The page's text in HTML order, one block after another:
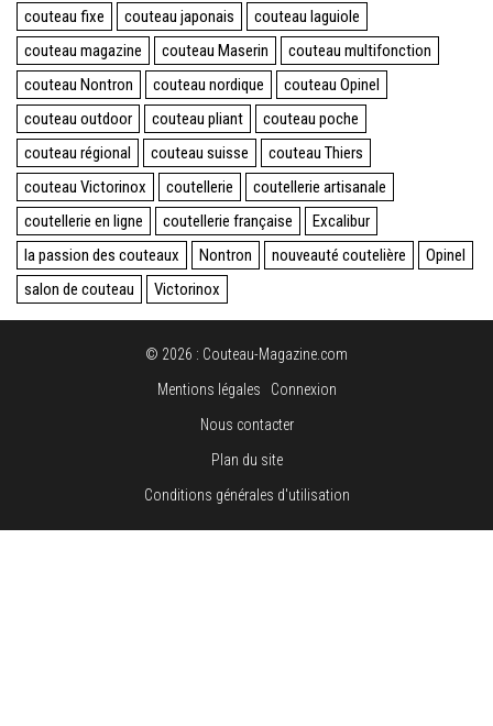
couteau fixe
couteau japonais
couteau laguiole
couteau magazine
couteau Maserin
couteau multifonction
couteau Nontron
couteau nordique
couteau Opinel
couteau outdoor
couteau pliant
couteau poche
couteau régional
couteau suisse
couteau Thiers
couteau Victorinox
coutellerie
coutellerie artisanale
coutellerie en ligne
coutellerie française
Excalibur
la passion des couteaux
Nontron nouveauté coutelière
Opinel
salon de couteau
Victorinox
© 2026 : Couteau-Magazine.com
Mentions légales
Connexion
Nous contacter
Plan du site
Conditions générales d'utilisation